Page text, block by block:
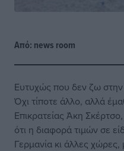
Από: news room
Ευτυχώς που δεν ζω
Όχι τίποτε άλλο, αλλά
Επικρατείας Άκη
ότι η διαφορά τιμών σε
Γερμανία κι άλλες χώρες,